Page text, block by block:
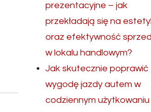
prezentacyjne – jak
przekładają się na
oraz efektywność
w lokalu handlowym?
Jak skutecznie poprawić
wygodę jazdy autem w
codziennym użytkowaniu